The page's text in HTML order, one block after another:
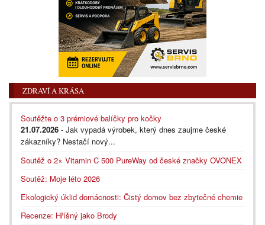
ZDRAVÍ A KRÁSA
Soutěžte o 3 prémiové balíčky pro kočky
21.07.2026 - Jak vypadá výrobek, který dnes zaujme české
zákazníky? Nestačí nový...
Soutěž o 2× Vitamin C 500 PureWay od české značky OVONEX
Soutěž: Moje léto 2026
Ekologický úklid domácnosti: Čistý domov bez zbytečné chemie
Recenze: Hříšný jako Brody